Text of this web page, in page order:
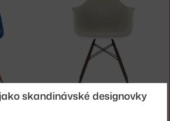
VITRA
skandinávské designovky